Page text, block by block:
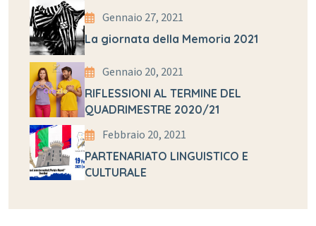
Gennaio 27, 2021
La giornata della Memoria 2021
Gennaio 20, 2021
RIFLESSIONI AL TERMINE DEL
QUADRIMESTRE 2020/21
Febbraio 20, 2021
PARTENARIATO LINGUISTICO E
CULTURALE